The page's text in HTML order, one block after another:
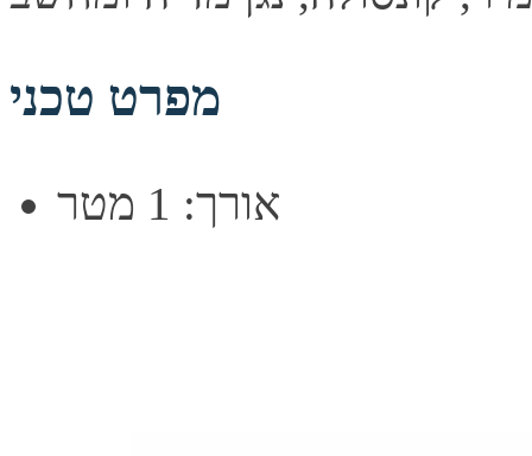
מפרט טכני
אורך: 1 מטר